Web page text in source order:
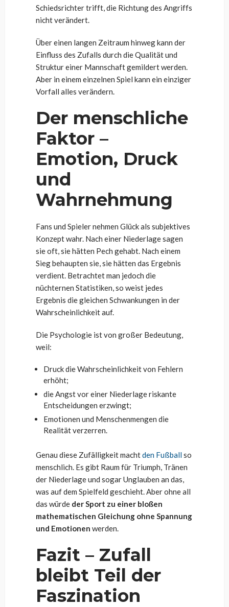
Schiedsrichter trifft, die Richtung des Angriffs
nicht verändert.
Über einen langen Zeitraum hinweg kann der
Einfluss des Zufalls durch die Qualität und
Struktur einer Mannschaft gemildert werden.
Aber in einem einzelnen Spiel kann ein einziger
Vorfall alles verändern.
Der menschliche
Faktor –
Emotion, Druck
und
Wahrnehmung
Fans und Spieler nehmen Glück als subjektives
Konzept wahr. Nach einer Niederlage sagen
sie oft, sie hätten Pech gehabt. Nach einem
Sieg behaupten sie, sie hätten das Ergebnis
verdient. Betrachtet man jedoch die
nüchternen Statistiken, so weist jedes
Ergebnis die gleichen Schwankungen in der
Wahrscheinlichkeit auf.
Die Psychologie ist von großer Bedeutung,
weil:
Druck die Wahrscheinlichkeit von Fehlern
erhöht;
die Angst vor einer Niederlage riskante
Entscheidungen erzwingt;
Emotionen und Menschenmengen die
Realität verzerren.
Genau diese Zufälligkeit machtden Fußballso
menschlich. Es gibt Raum für Triumph, Tränen
der Niederlage und sogar Unglauben an das,
was auf dem Spielfeld geschieht. Aber ohne all
das würde der Sport zu einer bloßen
mathematischen Gleichung ohne Spannung
und Emotionen werden.
Fazit – Zufall
bleibt Teil der
Faszination